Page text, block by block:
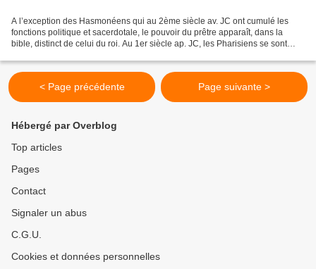
A l’exception des Hasmonéens qui au 2ème siècle av. JC ont cumulé les
fonctions politique et sacerdotale, le pouvoir du prêtre apparaît, dans la
bible, distinct de celui du roi. Au 1er siècle ap. JC, les Pharisiens se sont
< Page précédente Page suivante >
Hébergé par Overblog
Top articles
Pages
Contact
Signaler un abus
C.G.U.
Cookies et données personnelles